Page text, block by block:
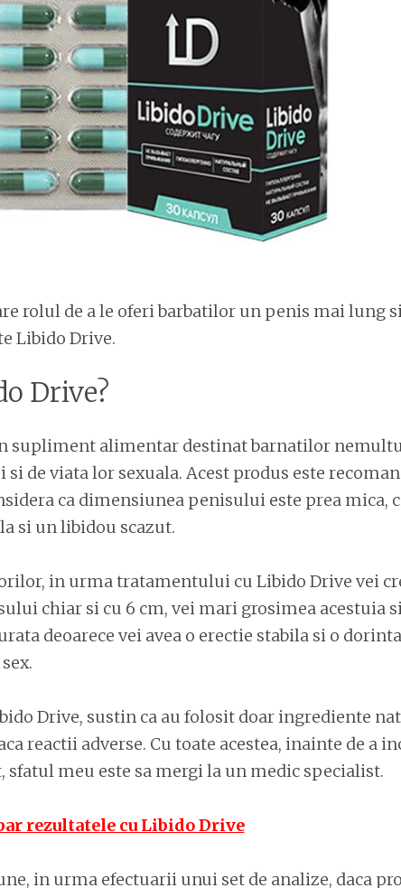
rolul de a le oferi barbatilor un penis mai lung
Libido Drive.
Drive?
supliment alimentar destinat barnatilor
de viata lor sexuala. Acest produs este
ca dimensiunea penisului este prea mica,
si un libidou scazut.
in urma tratamentului cu Libido Drive vei
chiar si cu 6 cm, vei mari grosimea acestuia
deoarece vei avea o erectie stabila si o dorinta
Drive, sustin ca au folosit doar ingrediente
reactii adverse. Cu toate acestea, inainte de a
sfatul meu este sa mergi la un medic specialist.
rezultatele cu Libido Drive
in urma efectuarii unui set de analize, daca